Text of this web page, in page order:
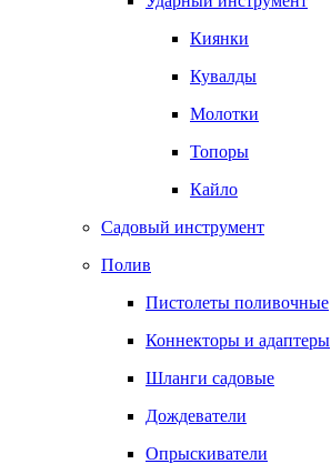
Киянки
Кувалды
Молотки
Топоры
Кайло
Садовый инструмент
Полив
Пистолеты поливочные
Коннекторы и адаптеры
Шланги садовые
Дождеватели
Опрыскиватели